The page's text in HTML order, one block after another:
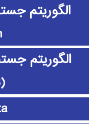
الگوریتم
(GELS)